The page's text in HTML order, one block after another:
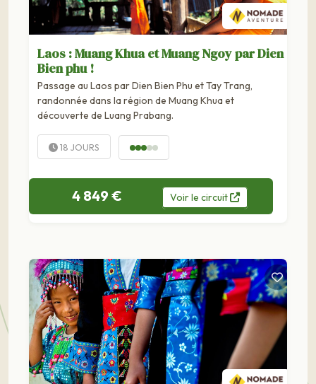
Laos : Muang Khua et Muang Ngoy par Dien
Bien phu !
Passage au Laos par Dien Bien Phu et Tay Trang,
randonnée dans la région de Muang Khua et
découverte de Luang Prabang.
18 JOURS
4 849 € Voirle circuit